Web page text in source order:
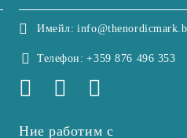
Имейл:
Телефон: +359 876 496 353
Ние работим с